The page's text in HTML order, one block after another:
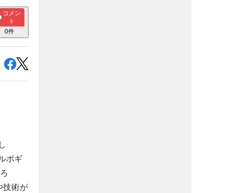
コメン
ト
0件
ボギ
技術が